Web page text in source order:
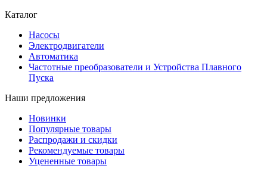
Каталог
Насосы
Электродвигатели
Автоматика
Частотные преобразователи и Устройства Плавного
Пуска
Наши предложения
Новинки
Популярные товары
Распродажи и скидки
Рекомендуемые товары
Уцененные товары